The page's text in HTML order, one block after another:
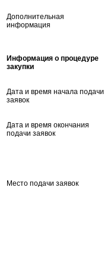
Дополнительная
информация
Информация о процедуре
закупки
Дата и время начала подачи
заявок
Дата и время окончания
подачи заявок
Место подачи заявок